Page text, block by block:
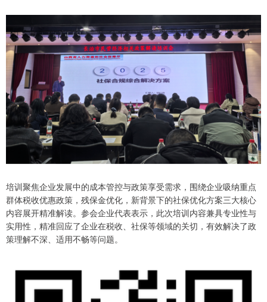
培训聚焦企业发展中的成本管控与政策享受需求，围绕企业吸纳重点
群体税收优惠政策，残保金优化，新背景下的社保优化方案三大核心
内容展开精准解读。参会企业代表表示，此次培训内容兼具专业性与
实用性，精准回应了企业在税收、社保等领域的关切，有效解决了政
策理解不深、适用不畅等问题。